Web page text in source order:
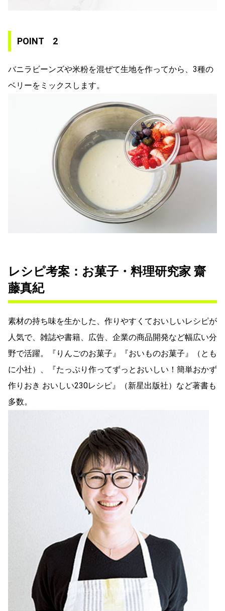
POINT 2
バニラビーンズや米粉を混ぜて生地を作ってから、3種の
ベリーをミックスします。
レシピ考案：お菓子・料理研究家 齋
藤真紀
素材の持ち味を生かした、作りやすくておいしいレシピが
人気で、雑誌や書籍、広告、企業の商品開発など幅広い分
野で活躍。『りんごのお菓子』『おいものお菓子』（とも
に小社）、『たっぷり作ってずっとおいしい！簡単おかず
作りおき おいしい230レシピ』（新星出版社）など著書も
多数。